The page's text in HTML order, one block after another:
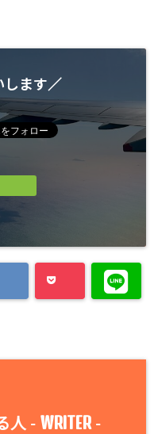
します／
人 - WRITER-